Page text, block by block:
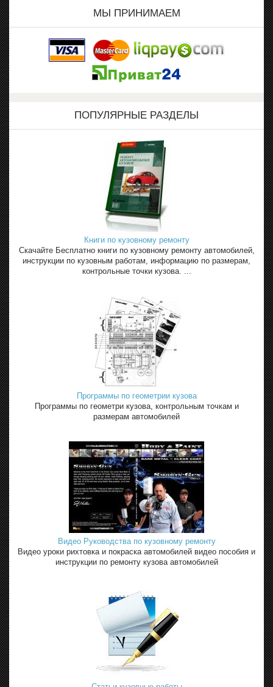
МЫ ПРИНИМАЕМ
ПОПУЛЯРНЫЕ РАЗДЕЛЫ
Книги по кузовному ремонту
Скачайте Бесплатно книги по кузовному ремонту автомобилей,
инструкции по кузовным работам, информацию по размерам,
контрольные точки кузова. ...
Программы по геометрии кузова
Программы по геометри кузова, контрольным точкам и
размерам автомобилей
Видео Руководства по кузовному ремонту
Видео уроки рихтовка и покраска автомобилей видео пособия и
инструкции по ремонту кузова автомобилей